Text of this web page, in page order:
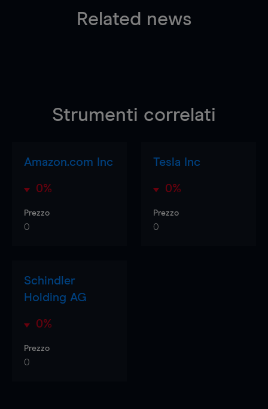
Related news
Strumenti correlati
Amazon.com Inc
0%
Prezzo
0
Tesla Inc
0%
Prezzo
0
Schindler
Holding AG
0%
Prezzo
0